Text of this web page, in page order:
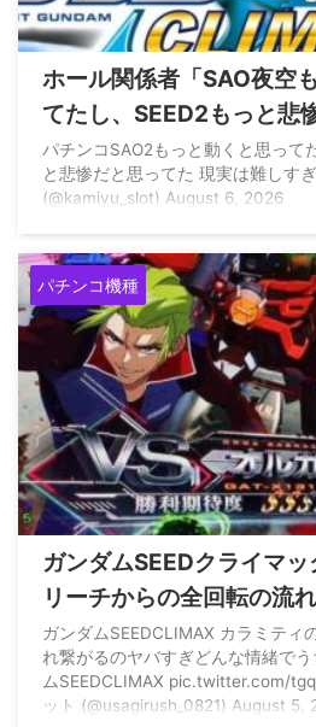
ホール関係者「SAO夜空
てたし、SEED2もっと悲
現実は難しすぎる」
パチンコSAO2もっと動くと思って
と悲惨だと思ってた 現実は難しす
(@kamiyu_slot) August 6, 2026
パチンコ機種
ガンダムSEEDクライマ
リーチからの全回転の流
ると話題に
ガンダムSEEDCLIMAX カラミティ
れ繋がるのヤバすぎどんな情緒で
ムSEEDCLIMAX pic.twitter.com/
ット (@usagirush_0821) August 5,